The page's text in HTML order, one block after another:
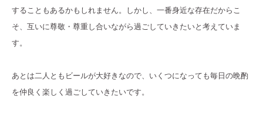
することもあるかもしれません。しかし、一番身近な存在だからこ
そ、互いに尊敬・尊重し合いながら過ごしていきたいと考えていま
す。
あとは二人ともビールが大好きなので、いくつになっても毎日の晩酌
を仲良く楽しく過ごしていきたいです。